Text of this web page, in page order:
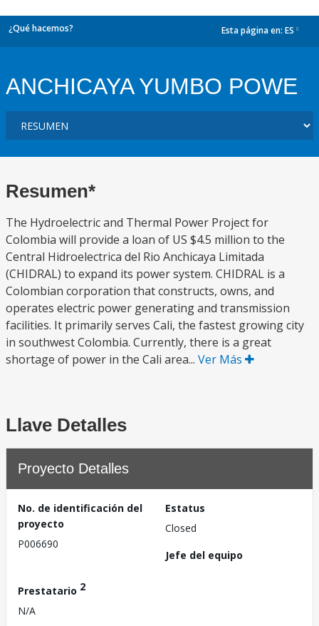
¿Qué hacemos? Esta página en: ES
ANCHICAYA YUMBO POWE
Resumen*
The Hydroelectric and Thermal Power Project for
Colombia will provide a loan of US $4.5 million to the
Central Hidroelectrica del Rio Anchicaya Limitada
(CHIDRAL) to expand its power system. CHIDRAL is a
Colombian corporation that constructs, owns, and
operates electric power generating and transmission
facilities. It primarily serves Cali, the fastest growing city
in southwest Colombia. Currently, there is a great
shortage of power in the Cali area... Ver Más
Llave Detalles
Proyecto Detalles
No. de identificación del
proyecto
P006690
Estatus
Closed
Jefe del equipo
Prestatario 2
N/A